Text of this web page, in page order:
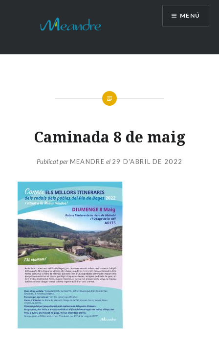
MENÚ
Caminada 8 de maig
Publicat perMEANDRE el 29 D'ABRIL DE 2022